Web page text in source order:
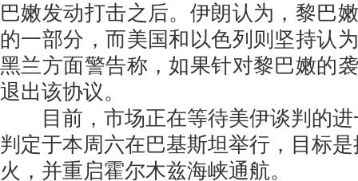
巴嫩发动打击之后。伊朗认为，黎巴
的一部分，而美国和以色列则坚持认
黑兰方面警告称，如果针对黎巴嫩的
退出该协议。
目前，市场正在等待美伊谈判的进
判定于本周六在巴基斯坦举行，目标
火，并重启霍尔木兹海峡通航。